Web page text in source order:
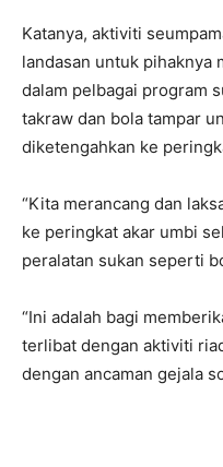
Katanya, aktiviti
landasan untuk pihaknya
dalam pelbagai program
takraw dan bola tampar
diketengahkan ke
“Kita merancang dan
ke peringkat akar umbi
peralatan sukan seperti
“Ini adalah bagi
terlibat dengan aktiviti
dengan ancaman gejala